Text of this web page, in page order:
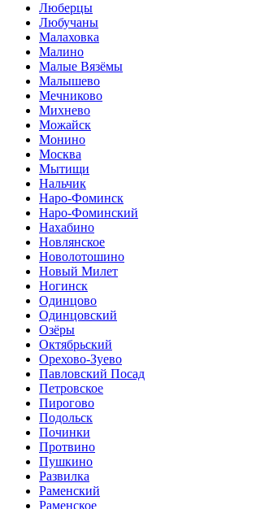
Люберцы
Любучаны
Малаховка
Малино
Малые Вязёмы
Малышево
Мечниково
Михнево
Можайск
Монино
Москва
Мытищи
Нальчик
Наро-Фоминск
Наро-Фоминский
Нахабино
Новлянское
Новолотошино
Новый Милет
Ногинск
Одинцово
Одинцовский
Озёры
Октябрьский
Орехово-Зуево
Павловский Посад
Петровское
Пирогово
Подольск
Починки
Протвино
Пушкино
Развилка
Раменский
Раменское